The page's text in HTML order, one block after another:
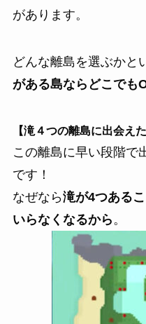
があります。
どんな離島を選ぶかと
がある島ならどこでも
【滝４つの離島に出会え
この離島に早い段階で
です！
なぜなら滝が4つある
いらなくなるから。